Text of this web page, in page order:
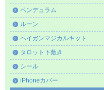
ペンデュラム
ルーン
ペイガンマジカルキット
タロット下敷き
シール
iPhoneカバー